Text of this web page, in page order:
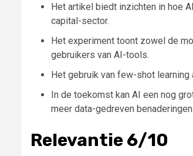
Het artikel biedt inzichten in hoe
capital-sector.
Het experiment toont zowel de
gebruikers van AI-tools.
Het gebruik van few-shot
In de toekomst kan AI een nog
meer data-gedreven benaderingen.
Relevantie 6/10